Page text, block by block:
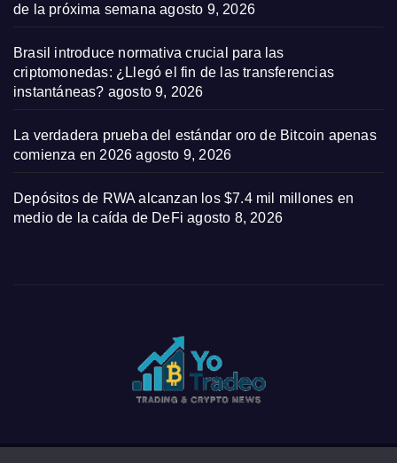
de la próxima semana agosto 9, 2026
Brasil introduce normativa crucial para las
criptomonedas: ¿Llegó el fin de las transferencias
instantáneas? agosto 9, 2026
La verdadera prueba del estándar oro de Bitcoin apenas
comienza en 2026 agosto 9, 2026
Depósitos de RWA alcanzan los $7.4 mil millones en
medio de la caída de DeFi agosto 8, 2026